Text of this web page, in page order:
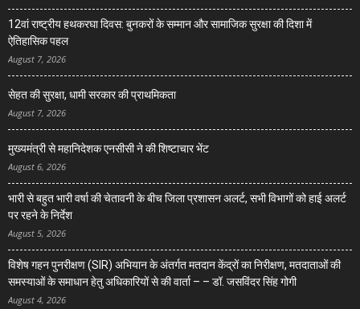
12वां राष्ट्रीय हथकरघा दिवस: बुनकरों के सम्मान और सामाजिक सुरक्षा की दिशा में
ऐतिहासिक पहल
August 7, 2026
सेहत की सुरक्षा, धामी सरकार की प्राथमिकता
August 7, 2026
मुख्यमंत्री से महानिदेशक एनसीसी ने की शिष्टाचार भेंट
August 6, 2026
भारी से बहुत भारी वर्षा की चेतावनी के बीच जिला प्रशासन अलर्ट, सभी विभागों को हाई अलर्ट
पर रहने के निर्देश
August 5, 2026
विशेष गहन पुनरीक्षण (SIR) अभियान के अंतर्गत मतदान केंद्रों का निरीक्षण, मतदाताओं की
समस्याओं के समाधान हेतु अधिकारियों से की वार्ता – – डॉ. जसविंदर सिंह गोगी
August 4, 2026